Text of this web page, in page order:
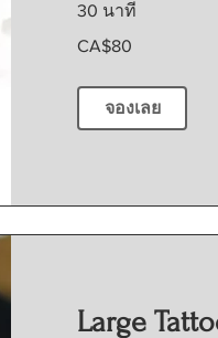
30 นาที
ดอลลาร์
CA$80
จองเลย
Large